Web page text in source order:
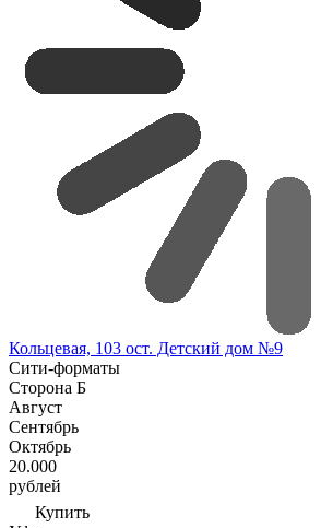
Кольцевая, 103 ост. Детский дом №9
Сити-форматы
Сторона Б
Август
Сентябрь
Октябрь
20.000
рублей
Купить